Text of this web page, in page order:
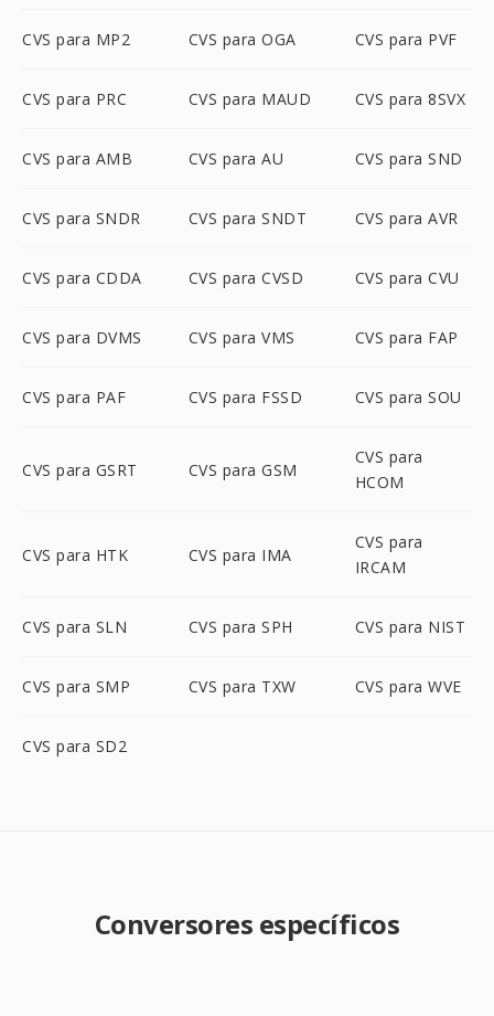
CVS para MP2 CVS para OGA CVS para PVF
CVS para PRC CVS para MAUD CVS para 8SVX
CVS para AMB CVS para AU CVS para SND
CVS para SNDR CVS para SNDT CVS para AVR
CVS para CDDA CVS para CVSD CVS para CVU
CVS para DVMS CVS para VMS CVS para FAP
CVS para PAF CVS para FSSD CVS para SOU
CVS para GSRT CVS para GSM
CVS para
HCOM
CVS para HTK CVS para IMA
CVS para
IRCAM
CVS para SLN CVS para SPH CVS para NIST
CVS para SMP CVS para TXW CVS para WVE
CVS para SD2
Conversores específicos